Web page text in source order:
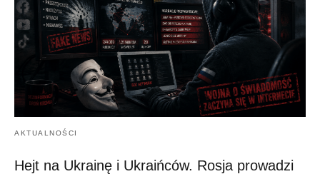
AKTUALNOŚCI
Hejt na Ukrainę i Ukraińców. Rosja prowadzi